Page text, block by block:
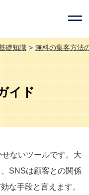
礎知識 無料の集客方法
イド
ないツールです。大
SNSは顧客との関係
な手段と言えます。